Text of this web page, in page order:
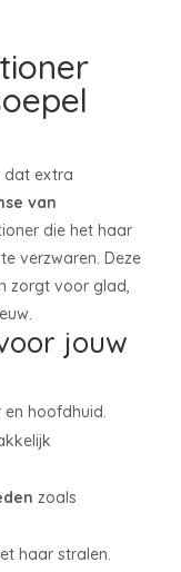
dat extra
van
die het haar
verzwaren. Deze
zorgt voor glad,
jouw
hoofdhuid.
zoals
haar stralen.